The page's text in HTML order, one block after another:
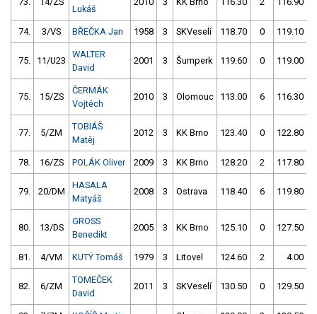
Lukáš
74. 3/VS BŘEČKA Jan 1958 3 SKVeselí 118.70 0 119.10
75. 11/U23
WALTER
David
2001 3 Šumperk 119.60 0 119.00
75. 15/ZS
ČERMÁK
Vojtěch
2010 3 Olomouc 113.00 6 116.30
77. 5/ZM
TOBIÁŠ
Matěj
2012 3 KK Brno 123.40 0 122.80
78. 16/ZS POLÁK Oliver 2009 3 KK Brno 128.20 2 117.80
79. 20/DM
HASALA
Matyáš
2008 3 Ostrava 118.40 6 119.80
80. 13/DS
GROSS
Benedikt
2005 3 KK Brno 125.10 0 127.50
81. 4/VM KUTÝ Tomáš 1979 3 Litovel 124.60 2 4.00
82. 6/ZM
TOMEČEK
David
2011 3 SKVeselí 130.50 0 129.50